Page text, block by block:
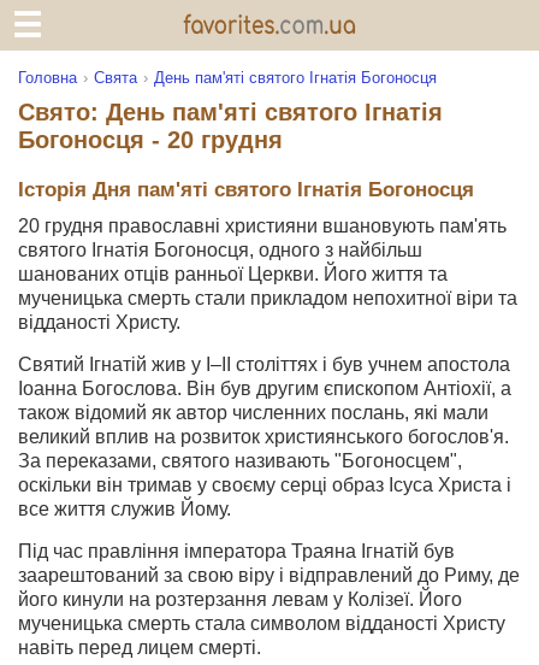
Головна Свята День пам'яті святого Ігнатія Богоносця
Свято: День пам'яті святого Ігнатія
Богоносця - 20 грудня
Історія Дня пам'яті святого Ігнатія Богоносця
20 грудня православні християни вшановують пам'ять
святого Ігнатія Богоносця, одного з найбільш
шанованих отців ранньої Церкви. Його життя та
мученицька смерть стали прикладом непохитної віри та
відданості Христу.
Святий Ігнатій жив у I–II століттях і був учнем апостола
Іоанна Богослова. Він був другим єпископом Антіохії, а
також відомий як автор численних послань, які мали
великий вплив на розвиток християнського богослов'я.
За переказами, святого називають "Богоносцем",
оскільки він тримав у своєму серці образ Ісуса Христа і
все життя служив Йому.
Під час правління імператора Траяна Ігнатій був
заарештований за свою віру і відправлений до Риму, де
його кинули на розтерзання левам у Колізеї. Його
мученицька смерть стала символом відданості Христу
навіть перед лицем смерті.